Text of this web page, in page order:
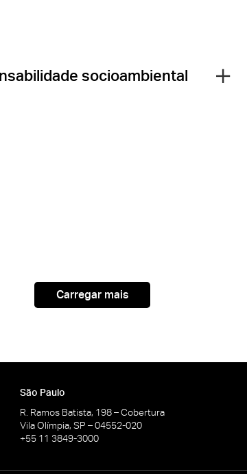
socioambiental
Carregar mais
São Paulo
R. Ramos Batista, 198 – Cobertura
Vila Olímpia, SP – 04552-020
+55 11 3849-3000